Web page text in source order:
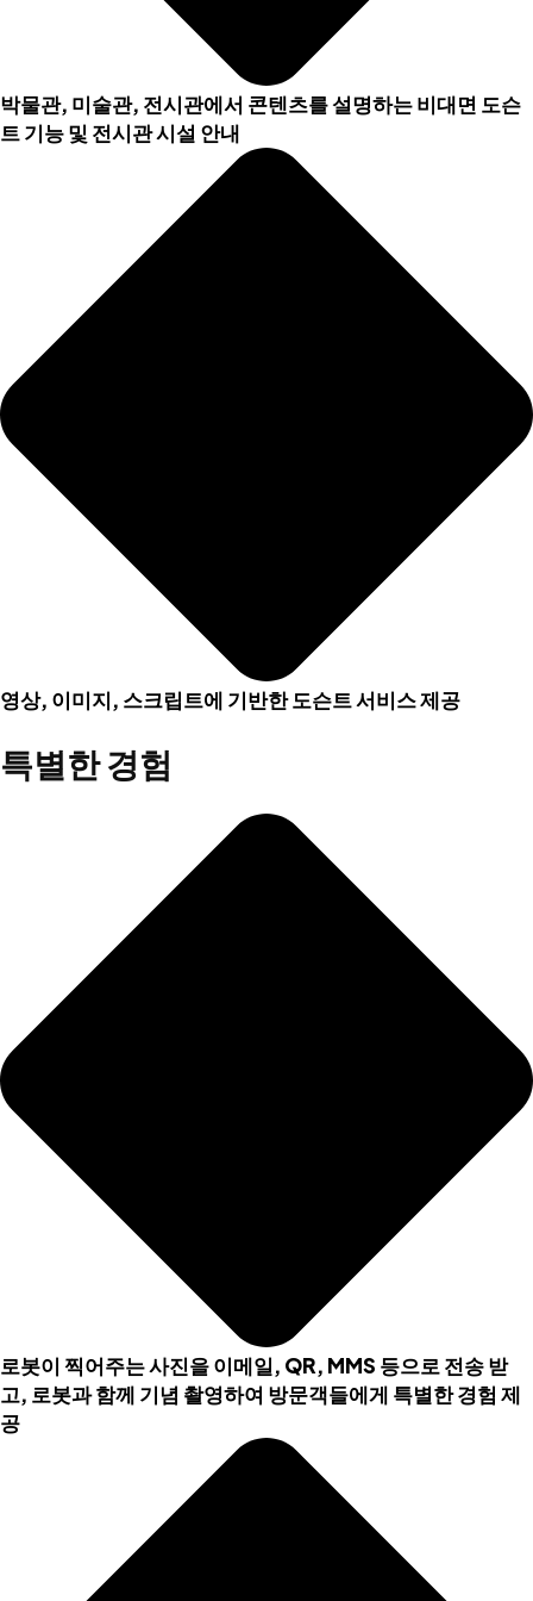
박물관, 미술관, 전시관에서 콘텐츠를 설명하는 비대면 도슨
트 기능 및 전시관 시설 안내
영상, 이미지, 스크립트에 기반한 도슨트 서비스 제공
특별한 경험
로봇이 찍어주는 사진을 이메일, QR, MMS 등으로 전송 받
고, 로봇과 함께 기념 촬영하여 방문객들에게 특별한 경험 제
공